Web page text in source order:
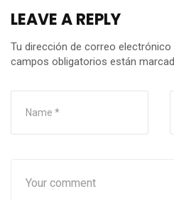
LEAVE A REPLY
Tu dirección de correo electrónico
campos obligatorios están